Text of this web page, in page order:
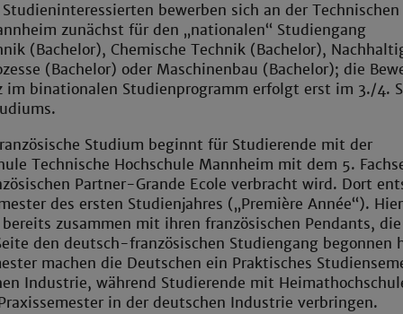
bewerben sich an der Technischen
zunächst für den „nationalen“ Studiengang
(Bachelor), Chemische Technik (Bachelor),
(Bachelor) oder Maschinenbau (Bachelor); die
im binationalen Studienprogramm erfolgt erst im 3./4.
Studium beginnt für Studierende mit der
Technische Hochschule Mannheim mit dem 5.
Partner-Grande Ecole verbracht wird. Dort
des ersten Studienjahres („Première Année“).
zusammen mit ihren französischen Pendants,
den deutsch-französischen Studiengang begonnen
machen die Deutschen ein Praktisches
Industrie, während Studierende mit
in der deutschen Industrie verbringen.